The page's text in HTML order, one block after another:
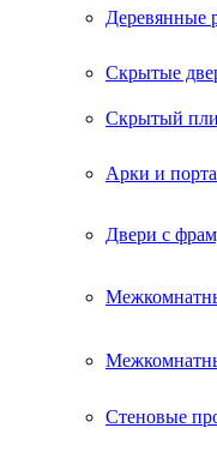
Деревянные
Скрытые
Скрытый
Арки и
Двери с
Стеновые